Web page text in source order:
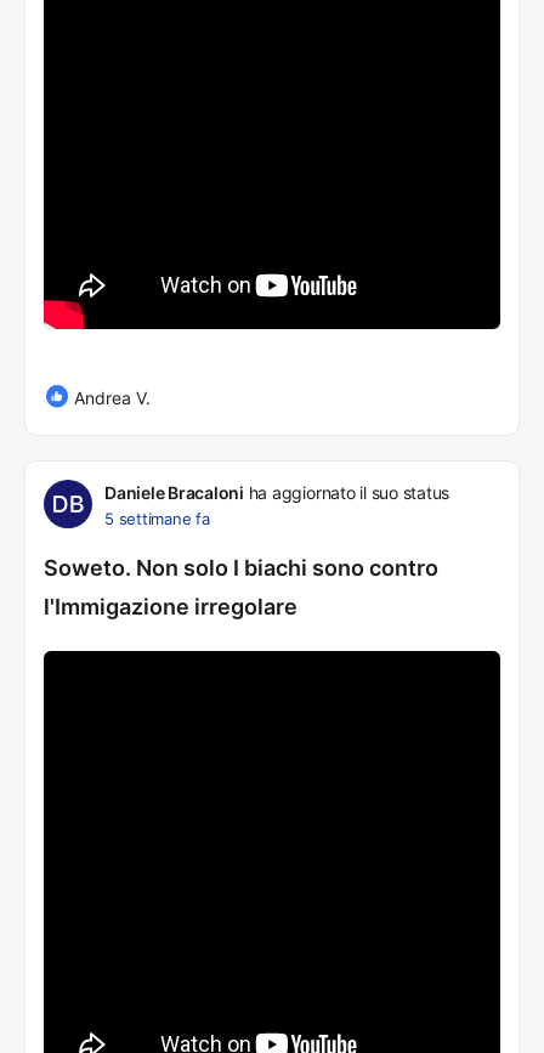
Andrea V.
Daniele Bracaloni ha aggiornato il suo status
5 settimane fa
Soweto. Non solo I biachi sono contro
l'Immigazione irregolare